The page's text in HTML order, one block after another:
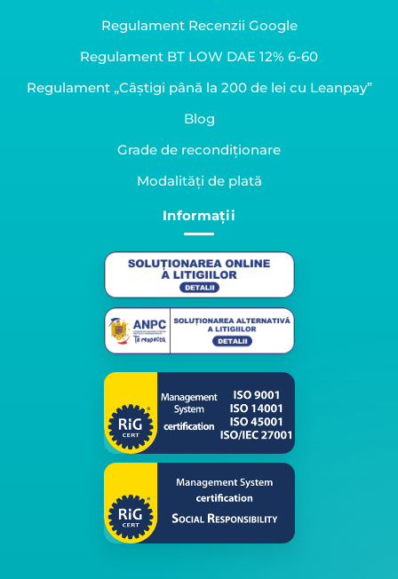
Regulament Recenzii Google
Regulament BT LOW DAE 12% 6-60
Regulament „Câștigi până la 200 de lei cu Leanpay”
Blog
Grade de recondiționare
Modalități de plată
Informații